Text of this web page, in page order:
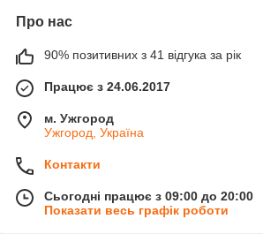
Про нас
90% позитивних з 41 відгука за рік
Працює з 24.06.2017
м. Ужгород
Ужгород, Україна
Контакти
Сьогодні працює з 09:00 до 20:00
Показати весь графік роботи